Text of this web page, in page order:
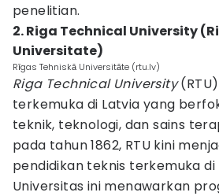
penelitian.
2. Riga Technical University
Universitate)
Rīgas Tehniskā Universitāte (rtu.lv)
Riga Technical University
terkemuka di Latvia yang
teknik, teknologi, dan sains
pada tahun 1862, RTU kini
pendidikan teknis terkemuka di
Universitas ini menawarkan